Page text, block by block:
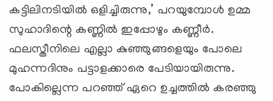
കട്ടിലിനടിയില്‍ ഒളിച്ചിരുന്നു,’ പറയുമ്പോള്‍ ഉമ്മ
സുഹാദിന്റെ കണ്ണില്‍ ഇപ്പോഴും കണ്ണീര്‍.
ഫലസ്തീനിലെ എല്ലാ കുഞ്ഞുങ്ങളെയും പോലെ
മുഹന്നദിനും പട്ടാളക്കാരെ പേടിയായിരുന്നു.
പോകില്ലെന്ന പറഞ്ഞ് ഏറെ ഉച്ചത്തില്‍ കരഞ്ഞു